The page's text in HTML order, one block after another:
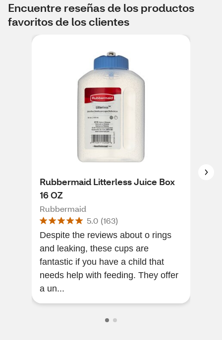
Encuentre reseñas de los productos
favoritos de los clientes
Rubbermaid Litterless Juice Box
16 OZ
Rubbermaid
5.0 (163)
Despite the reviews about o rings
and leaking, these cups are
fantastic if you have a child that
needs help with feeding. They offer
a un...